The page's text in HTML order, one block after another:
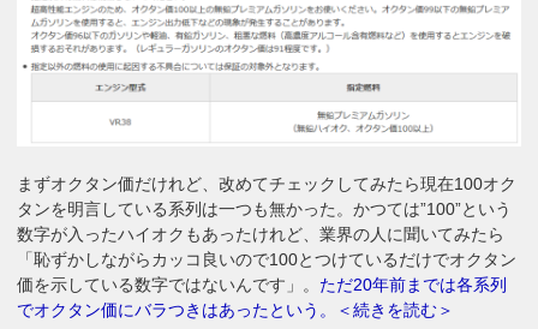
まずオクタン価だけれど、改めてチェックしてみたら現在100オク
タンを明言している系列は一つも無かった。かつては”100”という
数字が入ったハイオクもあったけれど、業界の人に聞いてみたら
「恥ずかしながらカッコ良いので100とつけているだけでオクタン
価を示している数字ではないんです」。 ただ20年前までは各系列
でオクタン価にバラつきはあったという。＜続きを読む＞